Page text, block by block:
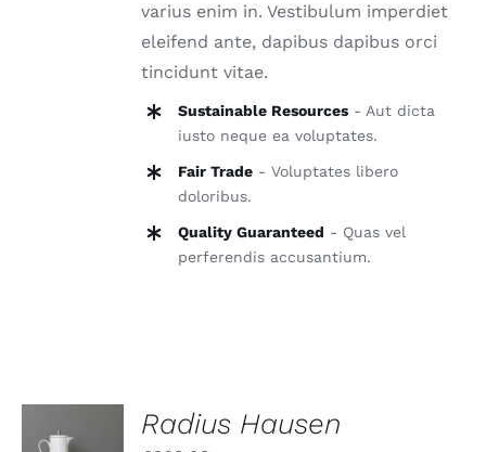
varius enim in. Vestibulum imperdiet
eleifend ante, dapibus dapibus orci
tincidunt vitae.
Sustainable Resources- Aut dicta
iusto neque ea voluptates.
Fair Trade- Voluptates libero
doloribus.
Quality Guaranteed - Quas vel
perferendis accusantium.
IN DEN
Radius Hausen